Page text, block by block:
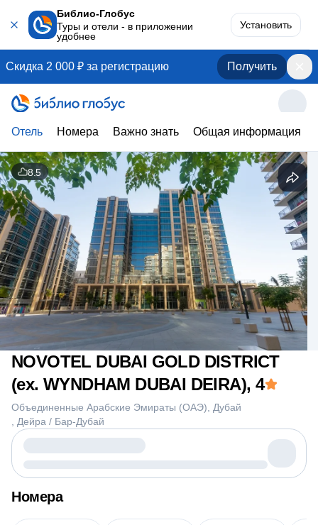
Библио-Глобус
Туры и отели - в приложении
удобнее
Установить
Скидка 2 000 ₽ за регистрацию Получить
Отель Номера Важно знать Общая информация
NOVOTEL DUBAI GOLD DISTRICT
(ex. WYNDHAM DUBAI DEIRA), 4
Объединенные Арабские Эмираты (ОАЭ)
Дубай
Дейра / Бар-Дубай
8.5
Номера